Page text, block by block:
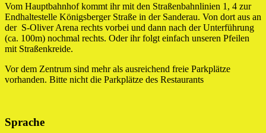
Vom Hauptbahnhof kommt ihr mit den Straßenbahnlinien 1, 4 zur
Endhaltestelle Königsberger Straße in der Sanderau. Von dort aus an
der S-Oliver Arena rechts vorbei und dann nach der Unterführung
(ca. 100m) nochmal rechts. Oder ihr folgt einfach unseren Pfeilen
mit Straßenkreide.
Vor dem Zentrum sind mehr als ausreichend freie Parkplätze
vorhanden. Bitte nicht die Parkplätze des Restaurants
Sprache